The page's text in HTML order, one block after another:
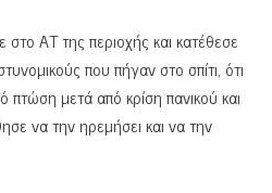
ΑΤ της περιοχής και κατέθεσε
που πήγαν στο σπίτι, ότι
μετά από κρίση πανικού και
να την ηρεμήσει και να την